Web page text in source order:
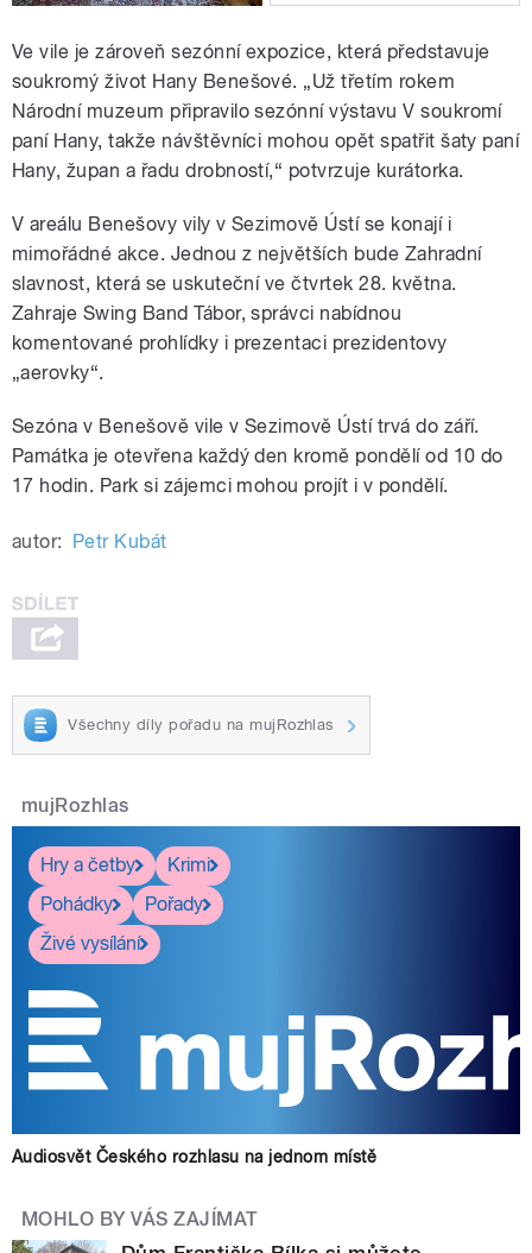
Ve vile je zároveň sezónní expozice, která představuje
soukromý život Hany Benešové. „Už třetím rokem
Národní muzeum připravilo sezónní výstavu V soukromí
paní Hany, takže návštěvníci mohou opět spatřit šaty paní
Hany, župan a řadu drobností,“ potvrzuje kurátorka.
V areálu Benešovy vily v Sezimově Ústí se konají i
mimořádné akce. Jednou z největších bude Zahradní
slavnost, která se uskuteční ve čtvrtek 28. května.
Zahraje Swing Band Tábor, správci nabídnou
komentované prohlídky i prezentaci prezidentovy
„aerovky“.
Sezóna v Benešově vile v Sezimově Ústí trvá do září.
Památka je otevřena každý den kromě pondělí od 10 do
17 hodin. Park si zájemci mohou projít i v pondělí.
autor: Petr Kubát
Všechny díly pořadu na mujRozhlas
mujRozhlas
Hry a četby
Krimi
Pohádky
Pořady
Živé vysílání
Audiosvět Českého rozhlasu na jednom místě
MOHLO BY VÁS ZAJÍMAT